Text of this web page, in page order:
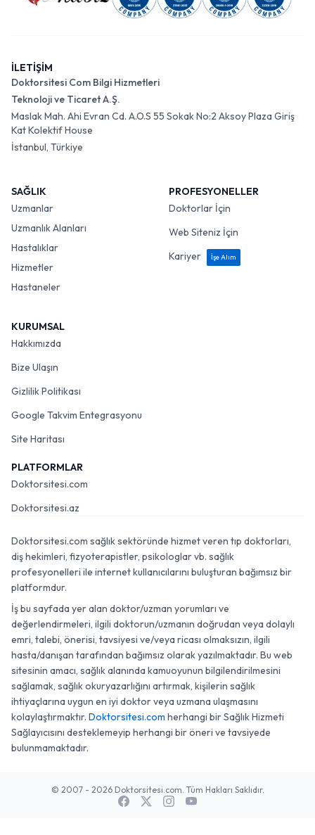
İLETİŞİM
Doktorsitesi Com Bilgi Hizmetleri
Teknoloji ve Ticaret A.Ş.
Maslak Mah. Ahi Evran Cd. A.O.S 55 Sokak No:2 Aksoy Plaza Giriş
Kat Kolektif House
İstanbul, Türkiye
SAĞLIK
Uzmanlar
Uzmanlık Alanları
Hastalıklar
Hizmetler
Hastaneler
PROFESYONELLER
Doktorlar İçin
Web Siteniz İçin
Kariyer
İşe Alım
KURUMSAL
Hakkımızda
Bize Ulaşın
Gizlilik Politikası
Google Takvim Entegrasyonu
Site Haritası
PLATFORMLAR
Doktorsitesi.com
Doktorsitesi.az
Doktorsitesi.com sağlık sektöründe hizmet veren tıp doktorları,
diş hekimleri, fizyoterapistler, psikologlar vb. sağlık
profesyonelleri ile internet kullanıcılarını buluşturan bağımsız bir
platformdur.
İş bu sayfada yer alan doktor/uzman yorumları ve
değerlendirmeleri, ilgili doktorun/uzmanın doğrudan veya dolaylı
emri, talebi, önerisi, tavsiyesi ve/veya ricası olmaksızın, ilgili
hasta/danışan tarafından bağımsız olarak yazılmaktadır. Bu web
sitesinin amacı, sağlık alanında kamuoyunun bilgilendirilmesini
sağlamak, sağlık okuryazarlığını artırmak, kişilerin sağlık
ihtiyaçlarına uygun en iyi doktor veya uzmana ulaşmasını
kolaylaştırmaktır. Doktorsitesi.com herhangi bir Sağlık Hizmeti
Sağlayıcısını desteklemeyip herhangi bir öneri ve tavsiyede
bulunmamaktadır.
© 2007 - 2026 Doktorsitesi.com. Tüm Hakları Saklıdır.